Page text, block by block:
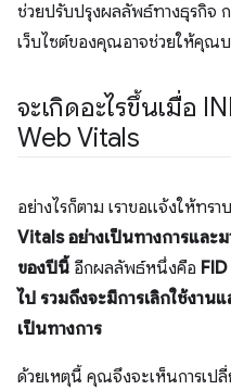
ช่วยปรับปรุงผลลัพธ์ทางธุรกิจ
เว็บไซต์ของคุณอาจช่วยให้คุณบ
จะเกิดอะไรขึ้นเมื่อ
Web Vitals
อย่างไรก็ตาม เราขอแจ้งให้ทรา
Vitals อย่างเป็นทางการและ
ของปีนี้ อีกผลลัพธ์หนึ่งคือ
ไป รวมถึงจะมีการเลิกใช้งาน
เป็นทางการ
ด้วยเหตุนี้ คุณจึงจะเห็นการเป